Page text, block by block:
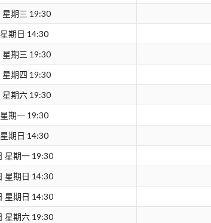
期三 19:30
期日 14:30
期三 19:30
期四 19:30
期六 19:30
期一 19:30
期日 14:30
星期一 19:30
星期日 14:30
星期日 14:30
星期六 19:30